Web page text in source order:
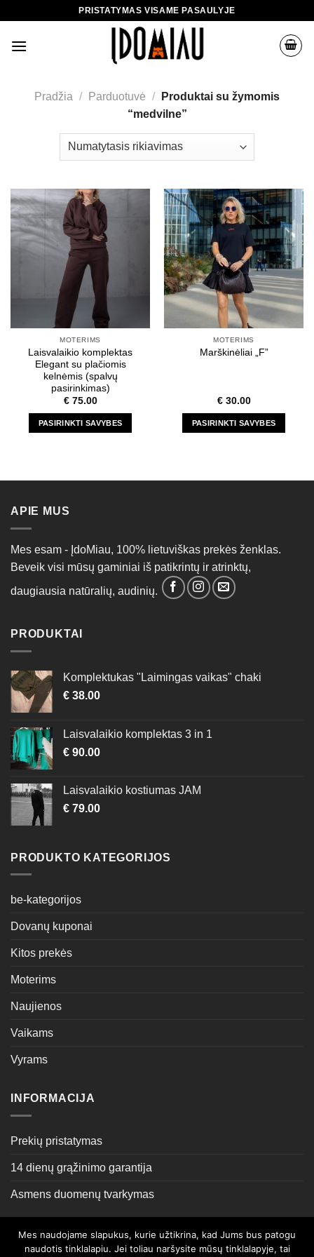
content
PRISTATYMAS VISAME PASAULYJE
Pradžia / Parduotuvė /
Produktai su žymomis
“medvilne”
MOTERIMS
Laisvalaikio komplektas
Elegant su plačiomis
kelnėmis (spalvų
pasirinkimas)
€75.00
PASIRINKTI SAVYBES
multiple
chosen
on
page
MOTERIMS
Marškinėliai „F”
€30.00
PASIRINKTI SAVYBES
multiple
may
chosen
on
APIE MUS
Mes esam - ĮdoMiau, 100% lietuviškas prekės ženklas.
Beveik visi mūsų gaminiai iš patikrintų ir atrinktų,
daugiausia natūralių, audinių.
PRODUKTAI
Komplektukas "Laimingas vaikas" chaki
€ 38.00
Laisvalaikio komplektas 3 in 1
€ 90.00
Laisvalaikio kostiumas JAM
€ 79.00
PRODUKTO KATEGORIJOS
be-kategorijos
Dovanų kuponai
Kitos prekės
Moterims
Naujienos
Vaikams
Vyrams
INFORMACIJA
Prekių pristatymas
14 dienų grąžinimo garantija
Asmens duomenų tvarkymas
Sprendimas:ML Grupė
Mes naudojame slapukus, kurie užtikrina, kad Jums bus patogu
naudotis tinklalapiu. Jei toliau naršysite mūsų tinklalapyje, tai